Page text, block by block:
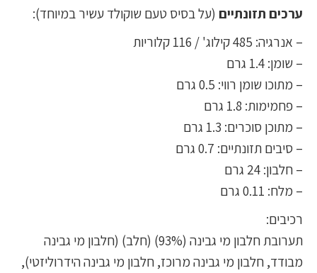
ערכים תזונתיים (על בסיס טעם שוקולד עשיר במיוחד):
– אנרגיה: 485 קילוג' / 116 קלוריות
– שומן: 1.4 גרם
– מתוכו שומן רווי: 0.5 גרם
– פחמימות: 1.8 גרם
– מתוכן סוכרים: 1.3 גרם
– סיבים תזונתיים: 0.7 גרם
– חלבון: 24 גרם
– מלח: 0.11 גרם
רכיבים:
תערובת חלבון מי גבינה (93%) (חלב) (חלבון מי גבינה
מבודד, חלבון מי גבינה מרוכז, חלבון מי גבינה הידרוליזטי),